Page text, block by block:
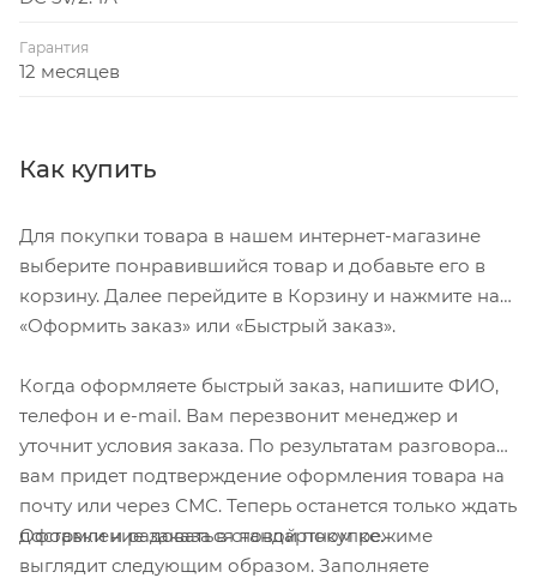
длительное время.
Гарантия
12 месяцев
Как купить
Для покупки товара в нашем интернет-магазине
выберите понравившийся товар и добавьте его в
корзину. Далее перейдите в Корзину и нажмите на
«Оформить заказ» или «Быстрый заказ».
Когда оформляете быстрый заказ, напишите ФИО,
телефон и e-mail. Вам перезвонит менеджер и
уточнит условия заказа. По результатам разговора
вам придет подтверждение оформления товара на
почту или через СМС. Теперь останется только ждать
доставки и радоваться новой покупке.
Оформление заказа в стандартном режиме
выглядит следующим образом. Заполняете